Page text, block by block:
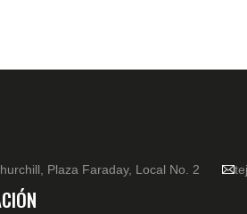
Plaza Faraday, Local No. 2